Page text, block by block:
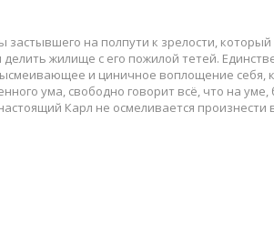
Военные
Семейные
Спортивные
на полпути к зрелости, который
жилище с его пожилой тетей.
и циничное воплощение себя,
ума, свободно говорит всё, что на уме,
Карл не осмеливается произнести